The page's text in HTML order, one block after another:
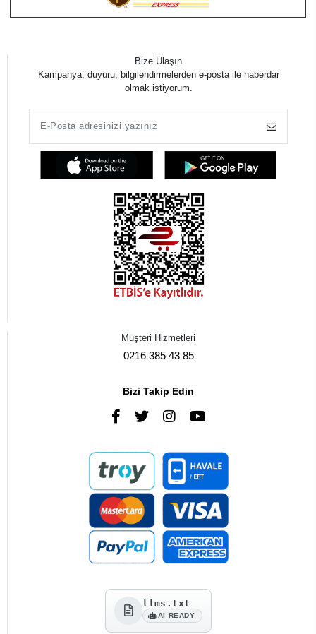
Bize Ulaşın
Kampanya, duyuru, bilgilendirmelerden e-posta ile haberdar
olmak istiyorum.
Müşteri Hizmetleri
0216 385 43 85
Bizi Takip Edin
llms.txt
AI READY